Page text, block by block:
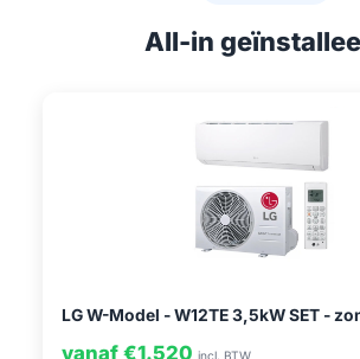
All-in
LG W-Model - W12TE 3,5kW SET -
vanaf €1.520 incl. BTW